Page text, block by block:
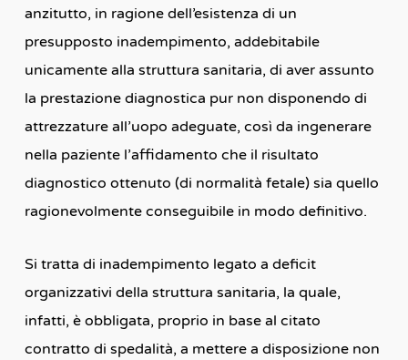
anzitutto, in ragione dell’esistenza di un
presupposto inadempimento, addebitabile
unicamente alla struttura sanitaria, di aver assunto
la prestazione diagnostica pur non disponendo di
attrezzature all’uopo adeguate, così da ingenerare
nella paziente l’affidamento che il risultato
diagnostico ottenuto (di normalità fetale) sia quello
ragionevolmente conseguibile in modo definitivo.
Si tratta di inadempimento legato a deficit
organizzativi della struttura sanitaria, la quale,
infatti, è obbligata, proprio in base al citato
contratto di spedalità, a mettere a disposizione non